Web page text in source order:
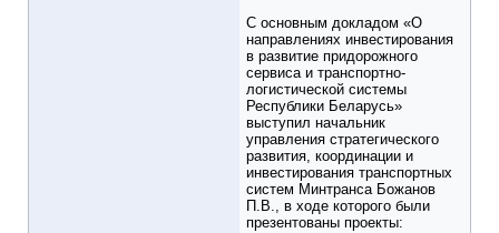
С основным докладом «О
направлениях инвестирования
в развитие придорожного
сервиса и транспортно-
логистической системы
Республики Беларусь»
выступил начальник
управления стратегического
развития, координации и
инвестирования транспортных
систем Минтранса Божанов
П.В., в ходе которого были
презентованы проекты: